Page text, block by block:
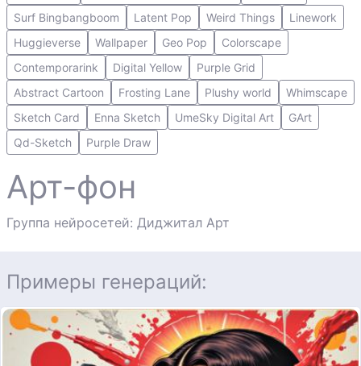
Surf Bingbangboom
Latent Pop Weird Things
Linework
Huggieverse
Wallpaper Geo Pop
Colorscape
Contemporarink
Digital Yellow
Purple Grid
Abstract Cartoon
Frosting Lane Plushy world
Whimscape
Sketch Card
Enna Sketch UmeSky Digital Art
GArt
Qd-Sketch
Purple Draw
Арт-фон
Группа нейросетей: Диджитал Арт
Примеры генераций: